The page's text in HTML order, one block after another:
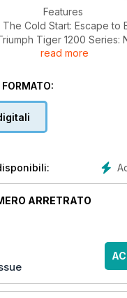
Features
Cold Start: Escape to
Tiger 1200 Series:
Rally Originals: The
1190 Adventure R: A
the Saddle: A Rider’s
Product Reviews
portable fuel bladder •
to Know about Riding
Bike Banter
read more
ARRETRATO